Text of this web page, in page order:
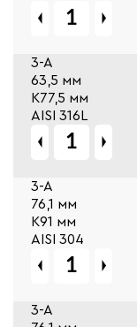
3-A
63,5 мм
К77,5 мм
AISI 316L
3-A
76,1 мм
К91 мм
AISI 304
3-A